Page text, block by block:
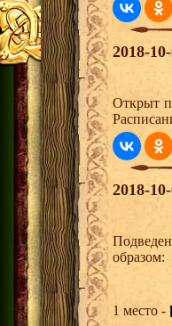
2018-
Открыт
2018-
образом:
1 место -